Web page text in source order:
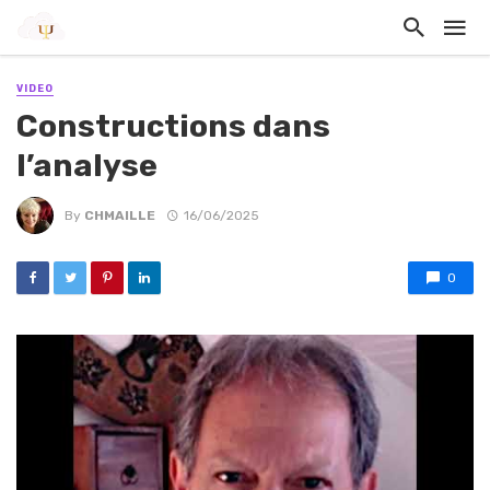
VIDEO
Constructions dans
l’analyse
By CHMAILLE 16/06/2025
0